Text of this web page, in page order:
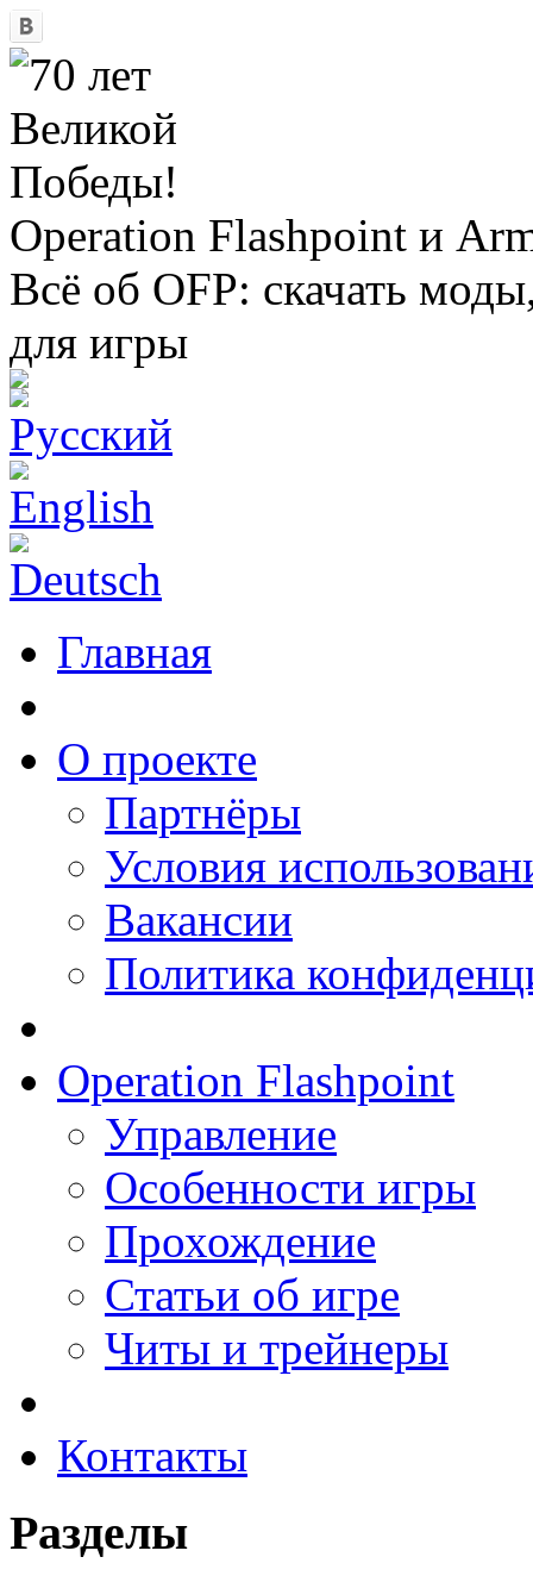
Operation Flashpoint и
Всё об OFP: скачать
для игры
Главная
О проекте
Партнёры
Условия
Вакансии
Политика
Operation Flashpoint
Управление
Особенности игры
Прохождение
Статьи об игре
Читы и трейнеры
Контакты
Разделы